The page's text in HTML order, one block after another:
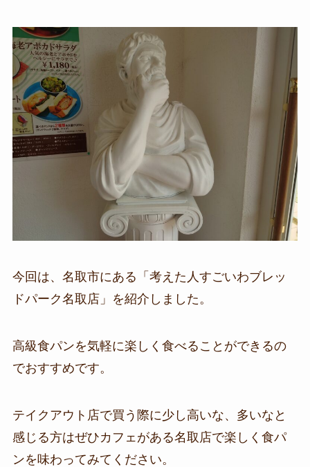
今回は、名取市にある「考えた人すごいわブレッ
ドパーク名取店」を紹介しました。
高級食パンを気軽に楽しく食べることができるの
でおすすめです。
テイクアウト店で買う際に少し高いな、多いなと
感じる方はぜひカフェがある名取店で楽しく食パ
ンを味わってみてください。